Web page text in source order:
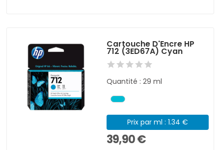
Cartouche D'Encre HP
712 (3ED67A) Cyan
Quantité : 29 ml
Prix par ml : 1.34 €
39,90 €